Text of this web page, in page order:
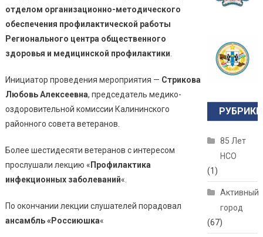
отделом организационно-методического
обеспечения профилактической работы
Регионального центра общественного
здоровья и медицинской профилактики
Инициатор проведения мероприятия — Стрикова
Любовь Алексеевна, председатель медико-
оздоровительной комиссии Калининского
районного совета ветеранов.
Более шестидесяти ветеранов с интересом
прослушали лекцию « Профилактика
инфекционных заболеваний«.
По окончании лекции слушателей порадовал
ансамбль «Россиюшка«
РУБРИКИ
85 Лет
НСО
(1)
Активный
город
(67)